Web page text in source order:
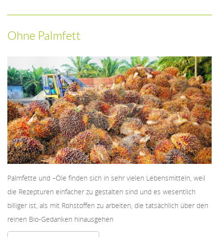
Ohne Palmfett
Palmfette und –Öle finden sich in sehr vielen Lebensmitteln, weil
die Rezepturen einfacher zu gestalten sind und es wesentlich
billiger ist, als mit Rohstoffen zu arbeiten, die tatsächlich über den
reinen Bio-Gedanken hinausgehen